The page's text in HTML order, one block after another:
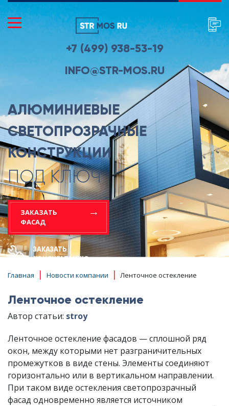
+7 (499) 938-53-19
INFO@STR-MOS.RU
АЛЮМИНИЕВЫЕ
СВЕТОПРОЗРАЧНЫЕ
КОНСТРУКЦИИ
ПОД КЛЮЧ
ЗАКАЗАТЬ
ФАСАД
ЗАКАЗАТЬ
КОНСУЛЬТАЦИЮ
Главная | Новости компании | Ленточное остекление
Ленточное остекление
Автор статьи: stroy
Ленточное остекление фасадов — сплошной ряд
окон, между которыми нет разграничительных
промежутков в виде стены. Элементы соединяют
горизонтально или в вертикальном направлении.
При таком виде остекления светопрозрачный
фасад одновременно является источником